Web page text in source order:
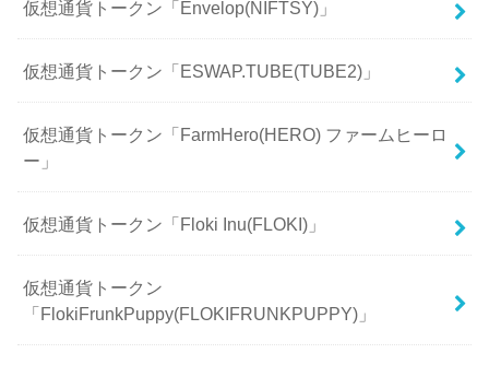
仮想通貨トークン「Envelop(NIFTSY)」
仮想通貨トークン「ESWAP.TUBE(TUBE2)」
仮想通貨トークン「FarmHero(HERO) ファームヒーロ
ー」
仮想通貨トークン「Floki Inu(FLOKI)」
仮想通貨トークン
「FlokiFrunkPuppy(FLOKIFRUNKPUPPY)」